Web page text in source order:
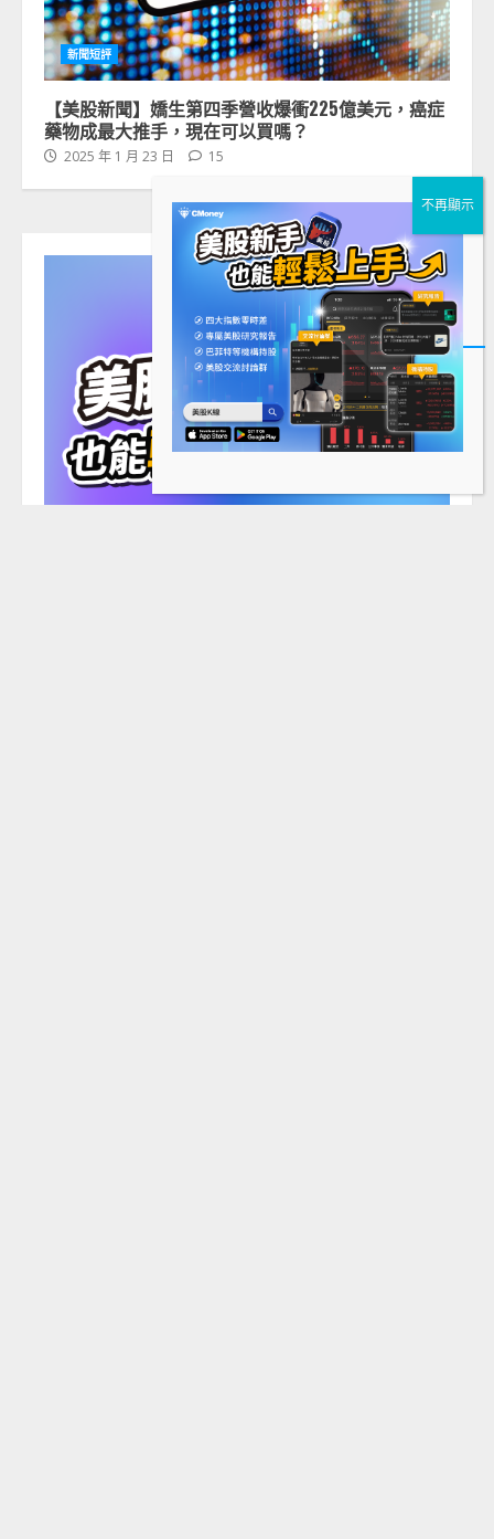
新聞短評
【美股新聞】嬌生第四季營收爆衝225億美元，癌症
藥物成最大推手，現在可以買嗎？
2025 年 1 月 23 日 15